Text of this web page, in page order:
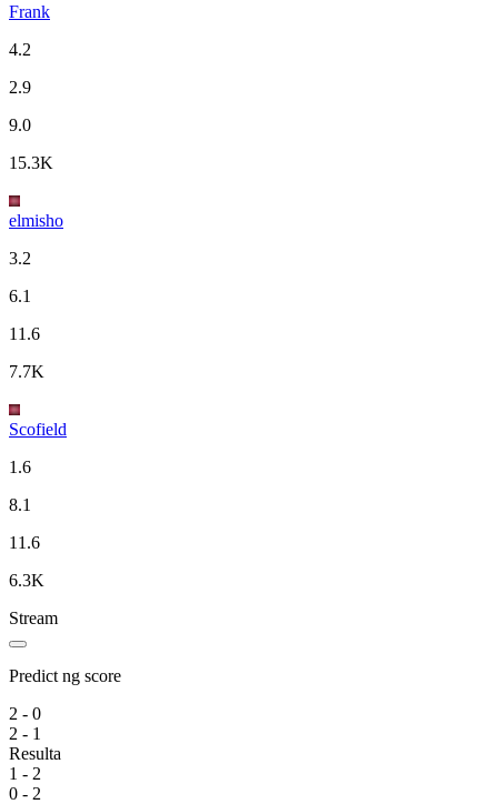
Frank
4.2
2.9
9.0
15.3K
elmisho
3.2
6.1
11.6
7.7K
Scofield
1.6
8.1
11.6
6.3K
Stream
Predict ng score
2 - 0
2 - 1
Resulta
1 - 2
0 - 2